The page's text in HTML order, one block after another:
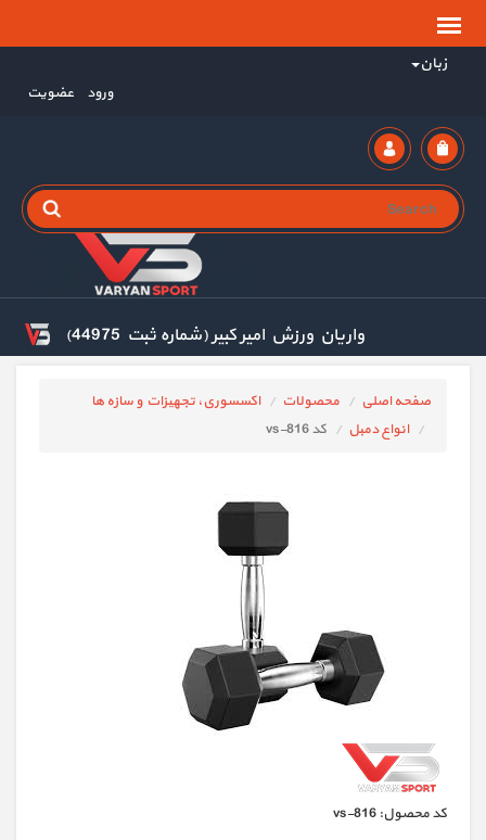
زبان
ورود عضویت
واریان ورزش امیر کبیر (شماره ثبت 44975)
صفحه اصلی محصولات
اکسسوری، تجهیزات و سازه ها
انواع دمبل
کد vs-816
كد محصول: vs-816